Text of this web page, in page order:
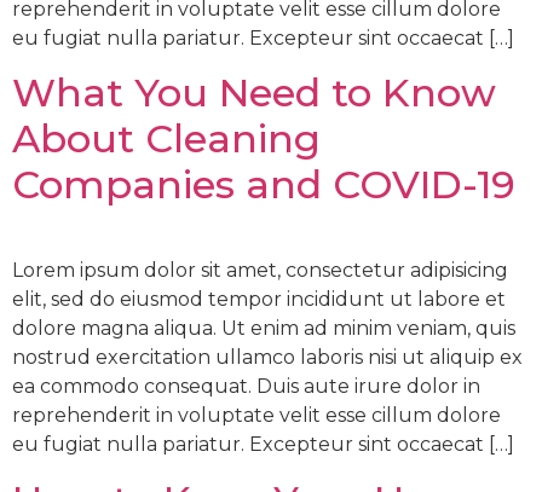
reprehenderit in voluptate velit esse cillum dolore
eu fugiat nulla pariatur. Excepteur sint occaecat […]
What You Need to Know
About Cleaning
Companies and COVID-19
Lorem ipsum dolor sit amet, consectetur adipisicing
elit, sed do eiusmod tempor incididunt ut labore et
dolore magna aliqua. Ut enim ad minim veniam, quis
nostrud exercitation ullamco laboris nisi ut aliquip ex
ea commodo consequat. Duis aute irure dolor in
reprehenderit in voluptate velit esse cillum dolore
eu fugiat nulla pariatur. Excepteur sint occaecat […]